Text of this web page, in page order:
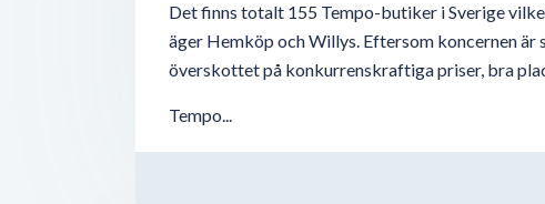
Det finns totalt 155 Tempo-butiker i Sverige
äger Hemköp och Willys. Eftersom koncernen
överskottet på konkurrenskraftiga priser, bra
Tempo...